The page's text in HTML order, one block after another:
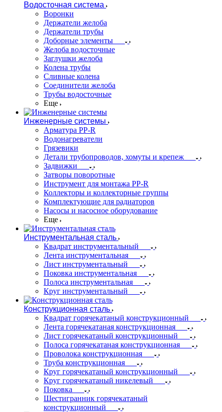
Водосточная система
Воронки
Держатели желоба
Держатели трубы
Доборные элементы
Желоба водосточные
Заглушки желоба
Колена трубы
Сливные колена
Соединители желоба
Трубы водосточные
Еще
Инженерные системы
Арматура PP-R
Водонагреватели
Грязевики
Детали трубопроводов, хомуты и крепеж
Задвижки
Затворы поворотные
Инструмент для монтажа PP-R
Коллекторы и коллекторные группы
Комплектующие для радиаторов
Насосы и насосное оборудование
Еще
Инструментальная сталь
Квадрат инструментальный
Лента инструментальная
Лист инструментальный
Поковка инструментальная
Полоса инструментальная
Круг инструментальный
Конструкционная сталь
Квадрат горячекатаный конструкционный
Лента горячекатаная конструкционная
Лист горячекатаный конструкционный
Полоса горячекатаная конструкционная
Проволока конструкционная
Труба конструкционная
Круг горячекатаный конструкционный
Круг горячекатаный никелевый
Поковка
Шестигранник горячекатаный
конструкционный